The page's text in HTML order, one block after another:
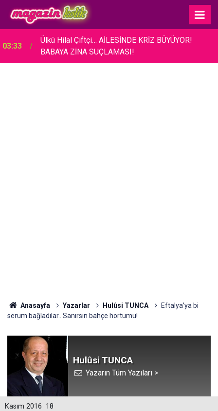
03:33
Ülkü Hilal Çiftçi… AİLESİNDE KRİZ BÜYÜYOR!
BABAYA ZİNA SUÇLAMASI!
Anasayfa Yazarlar Hulûsi TUNCA
Eftalya’ya bi
serum bağladılar.. Sanırsın bahçe hortumu!
Hulûsi TUNCA
Yazarın Tüm Yazıları >
18
Kasım 2016